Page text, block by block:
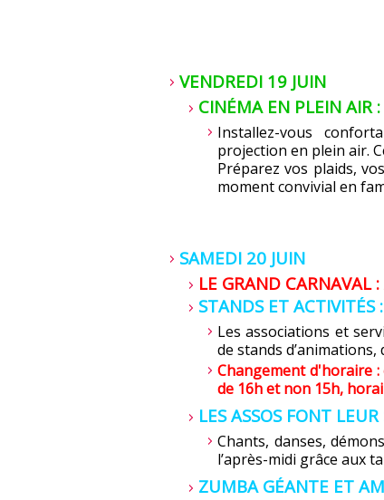
VENDREDI 19 JUIN
CINÉMA EN PLEIN AIR
Installez-vous
projection en plein air.
Préparez vos plaids,
moment convivial en
SAMEDI 20 JUIN
LE GRAND CARNAVAL
STANDS ET ACTIVITÉS
Les associations et
de stands d’animations,
Changement d'horaire
de 16h et non 15h,
LES ASSOS FONT
Chants, danses,
l’après-midi grâce aux
ZUMBA GÉANTE ET